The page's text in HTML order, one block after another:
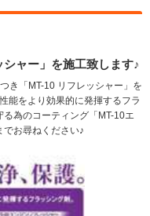
ャー」を施工致します♪
き「MT-10 リフレッシャー」を
能をより効果的に発揮するフラ
為のコーティング「MT-10エ
お尋ねください♪